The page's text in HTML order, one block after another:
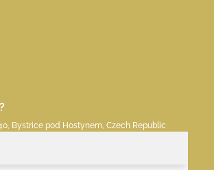
Bystrice pod Hostynem, Czech Republic